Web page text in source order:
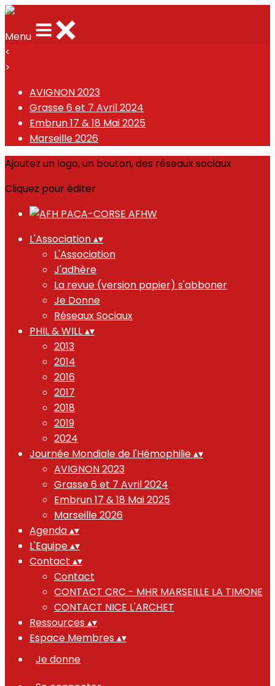
Menu
<
>
AVIGNON 2023
Grasse 6 et 7 Avril 2024
Embrun 17 & 18 Mai 2025
Marseille 2026
Ajoutez un logo, un bouton, des réseaux sociaux
Cliquez pour éditer
L'Association▴▾
L'Association
J'adhère
La revue (version papier) s'abboner
Je Donne
Réseaux Sociaux
PHIL & WILL▴▾
2013
2014
2016
2017
2018
2019
2024
Journée Mondiale de l'Hémophilie▴▾
AVIGNON 2023
Grasse 6 et 7 Avril 2024
Embrun 17 & 18 Mai 2025
Marseille 2026
Agenda▴▾
L'Equipe▴▾
Contact ▴▾
Contact
CONTACT CRC - MHR MARSEILLE LA TIMONE
CONTACT NICE L'ARCHET
Ressources ▴▾
Espace Membres ▴▾
Je donne